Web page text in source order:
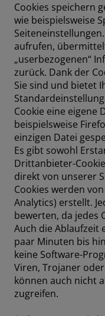
Cookies speichern
wie beispielsweise
aufrufen,
„userbezogenen“
zurück. Dank der
Sie sind und bietet
Cookie eine eigene
beispielsweise
einzigen Datei
Es gibt sowohl
Drittanbieter-
direkt von unserer
Cookies werden
Analytics) erstellt.
bewerten, da jedes
Auch die Ablaufzeit
paar Minuten bis
keine Software-
Viren, Trojaner oder
können auch nicht
zugreifen.